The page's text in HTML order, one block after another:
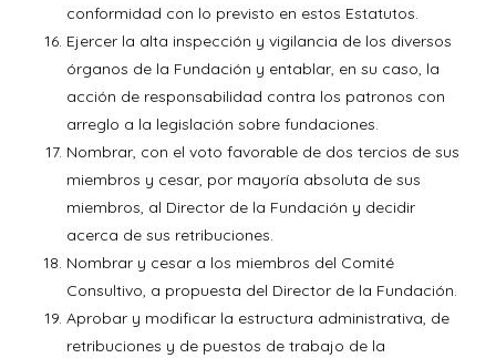
conformidad con lo previsto en estos Estatutos.
Ejercer la alta inspección y vigilancia de los diversos
órganos de la Fundación y entablar, en su caso, la
acción de responsabilidad contra los patronos con
arreglo a la legislación sobre fundaciones.
Nombrar, con el voto favorable de dos tercios de sus
miembros y cesar, por mayoría absoluta de sus
miembros, al Director de la Fundación y decidir
acerca de sus retribuciones.
Nombrar y cesar a los miembros del Comité
Consultivo, a propuesta del Director de la Fundación.
Aprobar y modificar la estructura administrativa, de
retribuciones y de puestos de trabajo de la